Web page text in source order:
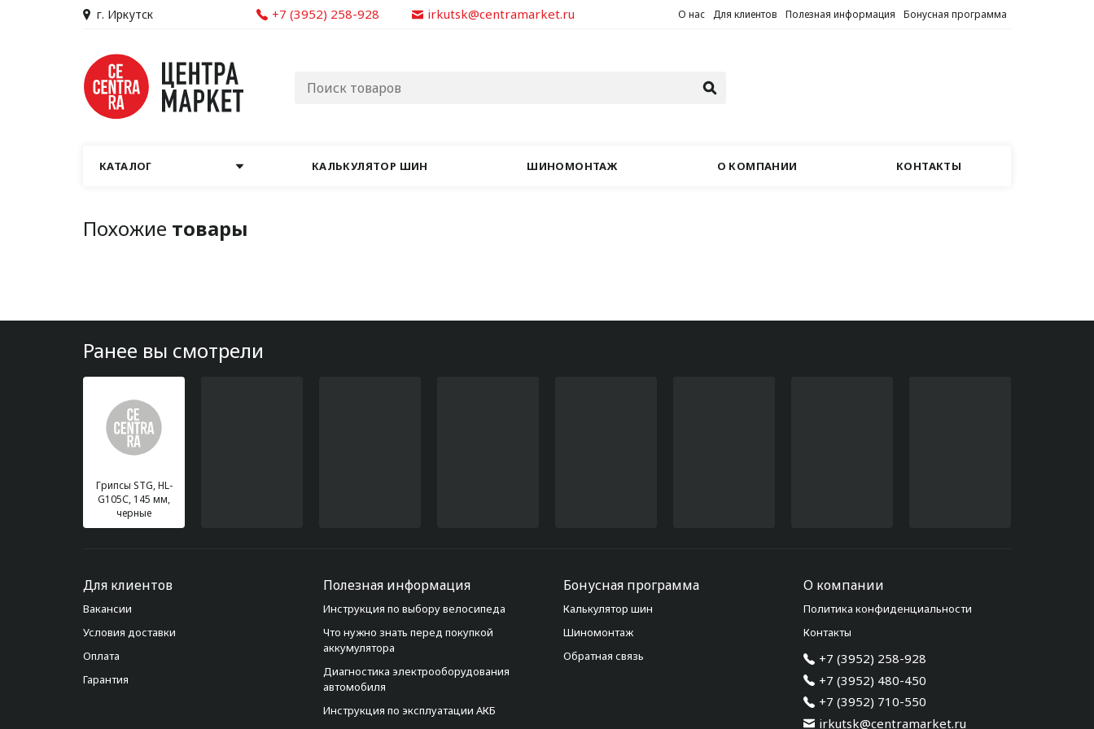
г. Иркутск +7 (3952) 258-928 irkutsk@centramarket.ru О нас Для клиентов Полезная информация Бонусная программа
КАТАЛОГ КАЛЬКУЛЯТОР ШИН ШИНОМОНТАЖ О КОМПАНИИ КОНТАКТЫ
Похожие товары
Ранее вы смотрели
Грипсы STG, HL-
G105С, 145 мм,
черные
Для клиентов
Вакансии
Условия доставки
Оплата
Гарантия
Полезная информация
Инструкция по выбору велосипеда
Что нужно знать перед покупкой
аккумулятора
Диагностика электрооборудования
автомобиля
Инструкция по эксплуатации АКБ
Бонусная программа
Калькулятор шин
Шиномонтаж
Обратная связь
О компании
Политика конфиденциальности
Контакты
+7 (3952) 258-928
+7 (3952) 480-450
+7 (3952) 710-550
irkutsk@centramarket.ru